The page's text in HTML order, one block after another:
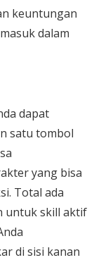
keuntungan
dalam
dapat
satu tombol
yang bisa
Total ada
untuk skill aktif
di sisi kanan